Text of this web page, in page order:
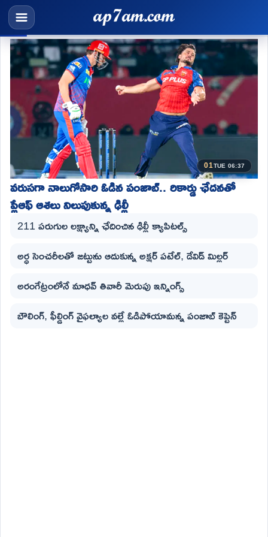
01TUE 06:37
వరుసగా నాలుగోసారి ఓడిన పంజాబ్.. రికార్డు ఛేదనతో
ప్లేఆఫ్ ఆశలు నిలుపుకున్న ఢిల్లీ
211 పరుగుల లక్ష్యాన్ని ఛేదించిన ఢిల్లీ క్యాపిటల్స్
అర్ధ సెంచరీలతో జట్టును ఆదుకున్న అక్షర్ పటేల్, డేవిడ్ మిల్లర్
అరంగేట్రంలోనే మాధవ్ తివారీ మెరుపు ఇన్నింగ్స్
బౌలింగ్, ఫీల్డింగ్ వైఫల్యాల వల్లే ఓడిపోయామన్న పంజాబ్ కెప్టెన్